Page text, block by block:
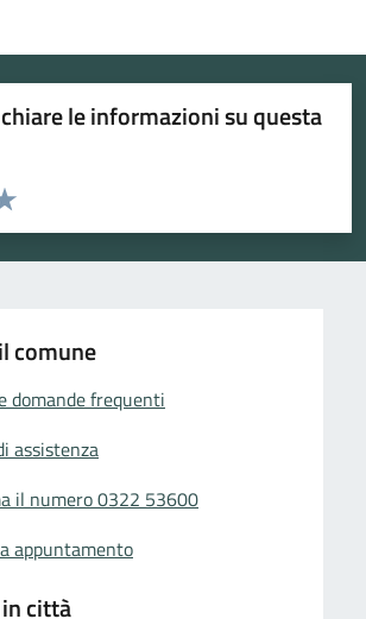
le informazioni su questa
pagina
5 stelle su 5
4 stelle su 5
su 5
su 5
5
comune
domande frequenti
assistenza
il numero 0322 53600
appuntamento
città